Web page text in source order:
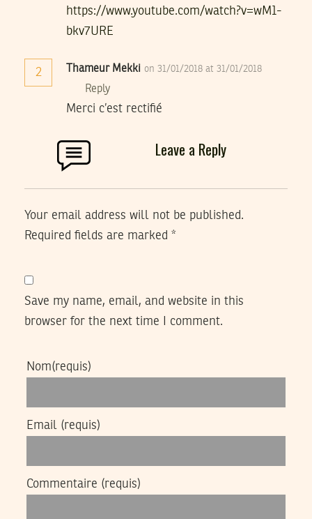
https://www.youtube.com/watch?v=wM1-
bkv7URE
2 Thameur Mekki on 31/01/2018 at 31/01/2018
Reply
Merci c’est rectifié
Leave a Reply
Your email address will not be published.
Required fields are marked *
Save my name, email, and website in this
browser for the next time I comment.
Nom(requis)
Email (requis)
Commentaire (requis)